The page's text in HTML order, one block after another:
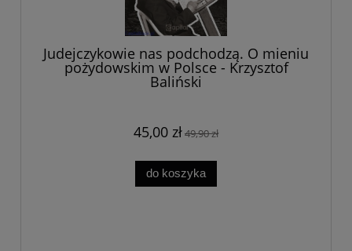
Judejczykowie nas podchodzą. O mieniu
pożydowskim w Polsce - Krzysztof
Baliński
45,00 zł49,90 zł
do koszyka